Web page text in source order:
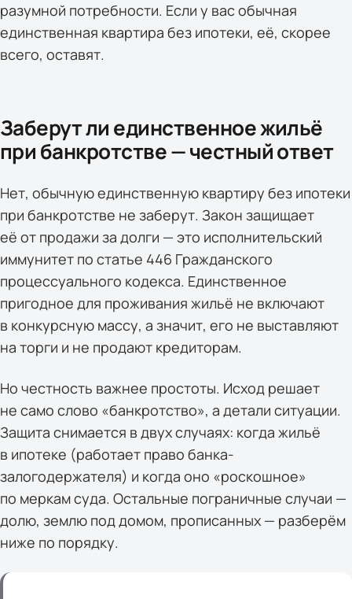
разумной потребности. Если у вас обычная
единственная квартира без ипотеки, её, скорее
всего, оставят.
Заберут ли единственное жильё
при банкротстве — честный ответ
Нет, обычную единственную квартиру без ипотеки
при банкротстве не заберут. Закон защищает
её от продажи за долги — это исполнительский
иммунитет по статье 446 Гражданского
процессуального кодекса. Единственное
пригодное для проживания жильё не включают
в конкурсную массу, а значит, его не выставляют
на торги и не продают кредиторам.
Но честность важнее простоты. Исход решает
не само слово «банкротство», а детали ситуации.
Защита снимается в двух случаях: когда жильё
в ипотеке (работает право банка-
залогодержателя) и когда оно «роскошное»
по меркам суда. Остальные пограничные случаи —
долю, землю под домом, прописанных — разберём
ниже по порядку.